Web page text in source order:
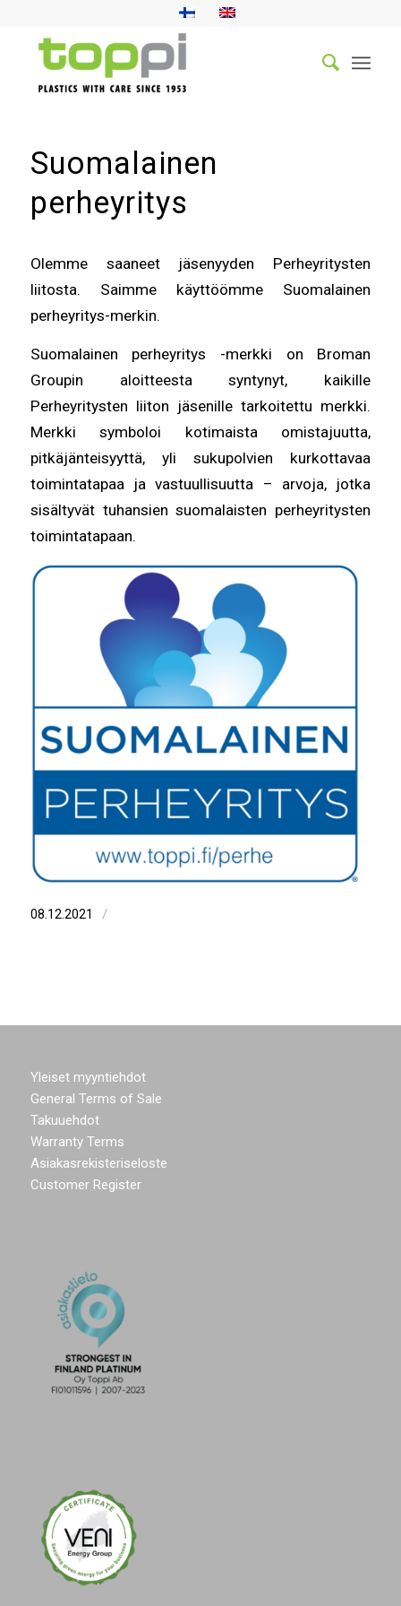
Suomalainen
perheyritys
Olemme saaneet jäsenyyden Perheyritysten
liitosta. Saimme käyttöömme Suomalainen
perheyritys-merkin.
Suomalainen perheyritys -merkki on Broman
Groupin aloitteesta syntynyt, kaikille
Perheyritysten liiton jäsenille tarkoitettu merkki.
Merkki symboloi kotimaista omistajuutta,
pitkäjänteisyyttä, yli sukupolvien kurkottavaa
toimintatapaa ja vastuullisuutta – arvoja, jotka
sisältyvät tuhansien suomalaisten perheyritysten
toimintatapaan.
08.12.2021 /
Yleiset myyntiehdot
General Terms of Sale
Takuuehdot
Warranty Terms
Asiakasrekisteriseloste
Customer Register